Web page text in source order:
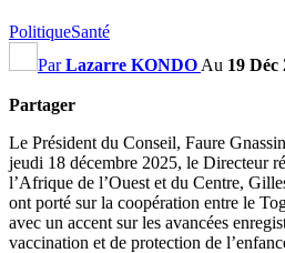
PolitiqueSanté
ParLazarre KONDO Au 19 Déc
Partager
Le Président du Conseil, Faure
jeudi 18 décembre 2025, le Directeur
l’Afrique de l’Ouest et du Centre,
ont porté sur la coopération entre le
avec un accent sur les avancées
vaccination et de protection de